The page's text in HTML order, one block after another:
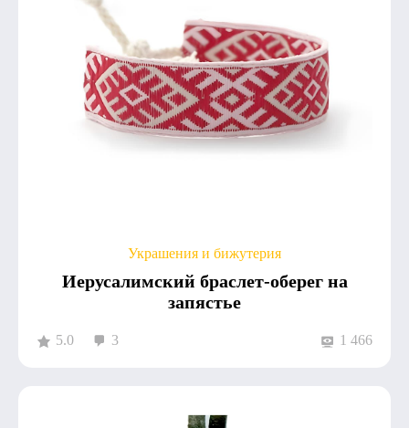
Украшения и бижутерия
Иерусалимский браслет-оберег на
запястье
5.0 3 1 466